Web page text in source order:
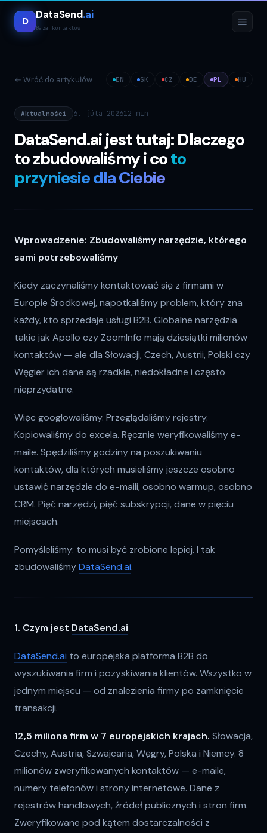
D
DataSend.ai
Baza kontaktów
← Wróć do artykułów EN SK CZ DE PL HU
Aktualności 6. júla 202612 min
DataSend.ai jest tutaj: Dlaczego
to zbudowaliśmy i coto
przyniesie dla Ciebie
Wprowadzenie: Zbudowaliśmy narzędzie, którego
sami potrzebowaliśmy
Kiedy zaczynaliśmy kontaktować się z firmami w
Europie Środkowej, napotkaliśmy problem, który zna
każdy, kto sprzedaje usługi B2B. Globalne narzędzia
takie jak Apollo czy ZoomInfo mają dziesiątki milionów
kontaktów — ale dla Słowacji, Czech, Austrii, Polski czy
Węgier ich dane są rzadkie, niedokładne i często
nieprzydatne.
Więc googlowaliśmy. Przeglądaliśmy rejestry.
Kopiowaliśmy do excela. Ręcznie weryfikowaliśmy e-
maile. Spędziliśmy godziny na poszukiwaniu
kontaktów, dla których musieliśmy jeszcze osobno
ustawić narzędzie do e-maili, osobno warmup, osobno
CRM. Pięć narzędzi, pięć subskrypcji, dane w pięciu
miejscach.
Pomyśleliśmy: to musi być zrobione lepiej. I tak
zbudowaliśmyDataSend.ai.
1. Czym jest DataSend.ai
DataSend.ai to europejska platforma B2B do
wyszukiwania firm i pozyskiwania klientów. Wszystko w
jednym miejscu — od znalezienia firmy po zamknięcie
transakcji.
12,5 miliona firm w 7 europejskich krajach. Słowacja,
Czechy, Austria, Szwajcaria, Węgry, Polska i Niemcy. 8
milionów zweryfikowanych kontaktów — e-maile,
numery telefonów i strony internetowe. Dane z
rejestrów handlowych, źródeł publicznych i stron firm.
Zweryfikowane pod kątem dostarczalności z